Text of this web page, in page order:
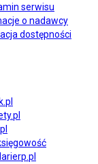
serwisu
o nadawcy
dostępności